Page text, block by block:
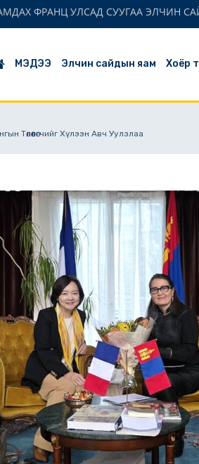
ФРАНЦ УЛСАД СУУГАА ЭЛЧИН
МЭДЭЭ Элчин сайдын яам Хоёр
Төлөөлөгчийг Хүлээн Авч Уулзлаа